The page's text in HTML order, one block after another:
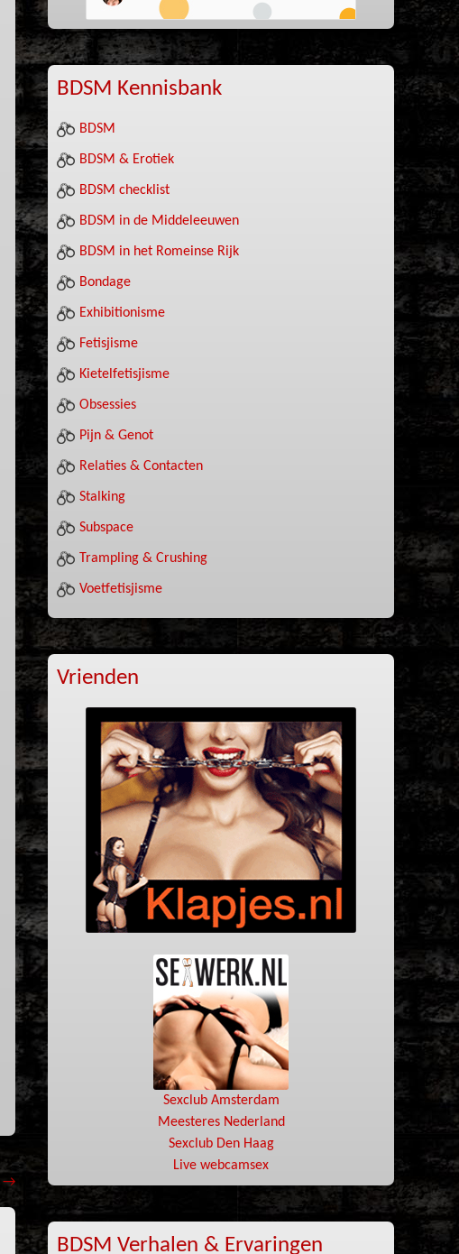
→
BDSM Kennisbank
BDSM
BDSM & Erotiek
BDSM checklist
BDSM in de Middeleeuwen
BDSM in het Romeinse Rijk
Bondage
Exhibitionisme
Fetisjisme
Kietelfetisjisme
Obsessies
Pijn & Genot
Relaties & Contacten
Stalking
Subspace
Trampling & Crushing
Voetfetisjisme
Vrienden
Sexclub Amsterdam
Meesteres Nederland
Sexclub Den Haag
Live webcamsex
BDSM Verhalen & Ervaringen